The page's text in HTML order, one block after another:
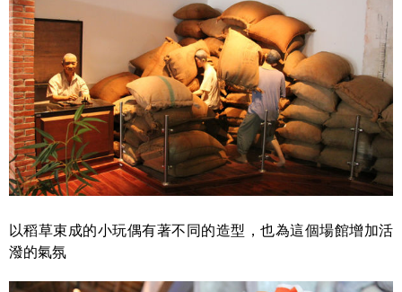
以稻草束成的小玩偶有著不同的造型，也為這個場館增加活
潑的氣氛